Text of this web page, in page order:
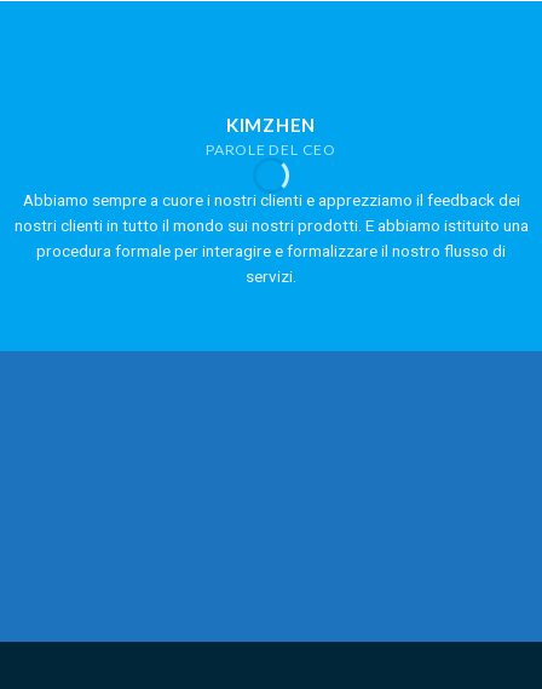
KIMZHEN
PAROLE DEL CEO
Abbiamo sempre a cuore i nostri clienti e apprezziamo il feedback dei
nostri clienti in tutto il mondo sui nostri prodotti. E abbiamo istituito una
procedura formale per interagire e formalizzare il nostro flusso di
servizi.